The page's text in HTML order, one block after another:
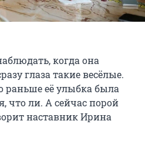
когда она
глаза такие весёлые.
раньше её улыбка была
что ли. А сейчас порой
наставник Ирина